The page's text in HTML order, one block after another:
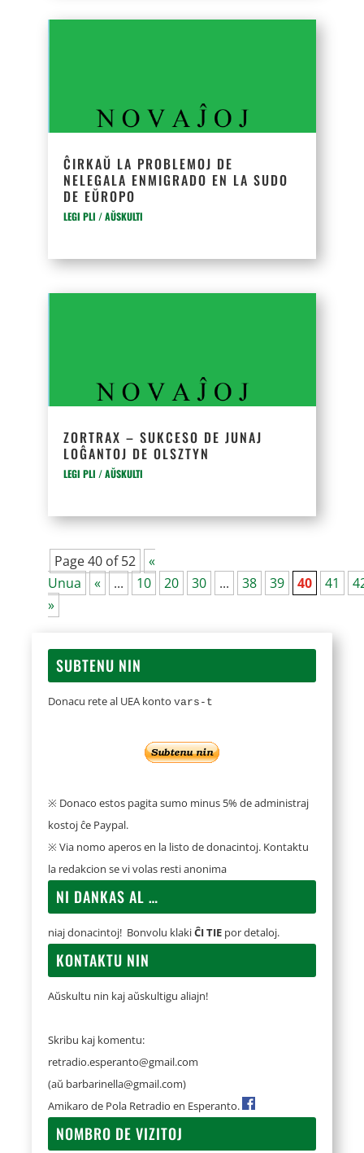
ĈIRKAŬ LA PROBLEMOJ DE
NELEGALA ENMIGRADO EN LA SUDO
DE EŬROPO
LEGI PLI / AŬSKULTI
ZORTRAX – SUKCESO DE JUNAJ
LOĜANTOJ DE OLSZTYN
LEGI PLI / AŬSKULTI
Page 40 of 52
«
Unua
« ... 10 20 30 ... 38 39 40 41
»
SUBTENU NIN
Donacu rete al UEA kontovars-t
※ Donaco estos pagita sumo minus 5% de administraj
kostoj ĉe Paypal.
※ Via nomo aperos en la listo de donacintoj. Kontaktu
la redakcion se vi volas resti anonima
NI DANKAS AL …
niaj donacintoj! Bonvolu klakiĈI TIE por detaloj.
KONTAKTU NIN
Aŭskultu nin kaj aŭskultigu aliajn!
Skribu kaj komentu:
retradio.esperanto@gmail.com
(aŭ barbarinella@gmail.com)
Amikaro de Pola Retradio en Esperanto.
NOMBRO DE VIZITOJ